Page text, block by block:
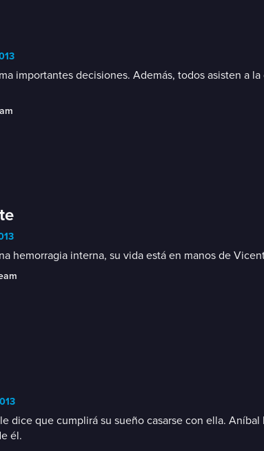
importantes decisiones. Además, todos asisten a
hemorragia interna, su vida está en manos de
dice que cumplirá su sueño casarse con ella.
él.